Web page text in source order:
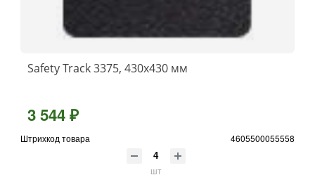
Safety Track 3375, 430x430 мм
3 544 ₽
Штрихкод товара 4605500055558
шт